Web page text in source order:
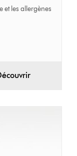
et les allergènes